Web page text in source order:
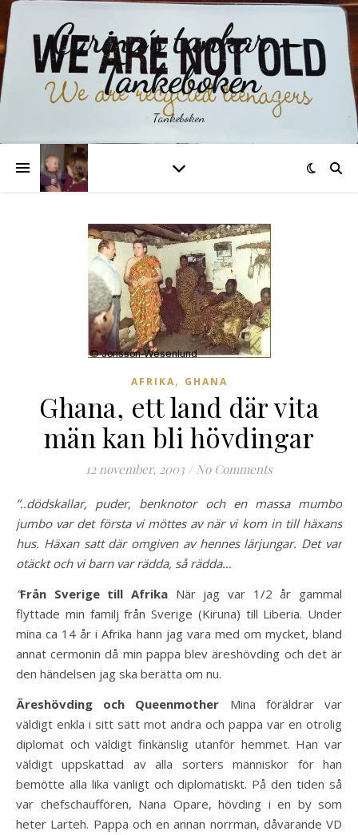
Carina´s tankar –
Tankeboken
Tankeboken
AFRIKA, GHANA
Ghana, ett land där vita
män kan bli hövdingar
12 november, 2003 / No Comments
”..dödskallar, puder, benknotor och en massa mumbo
jumbo var det första vi möttes av när vi kom in till häxans
hus. Häxan satt där omgiven av hennes lärjungar. Det var
otäckt och vi barn var rädda, så rädda…
”Från Sverige till Afrika När jag var 1/2 år gammal
flyttade min familj från Sverige (Kiruna) till Liberia. Under
mina ca 14 år i Afrika hann jag vara med om mycket, bland
annat cermonin då min pappa blev äreshövding och det är
den händelsen jag ska berätta om nu.
Äreshövding och Queenmother Mina föräldrar var
väldigt enkla i sitt sätt mot andra och pappa var en otrolig
diplomat och väldigt finkänslig utanför hemmet. Han var
väldigt uppskattad av alla sorters människor för han
bemötte alla lika vänligt och diplomatiskt. På den tiden så
var chefschauffören, Nana Opare, hövding i en by som
heter Larteh. Pappa och en annan norrman, dåvarande VD